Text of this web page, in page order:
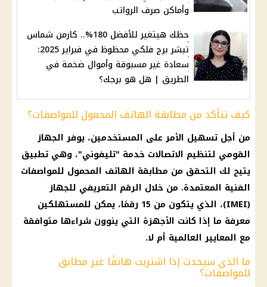
وأماكن صرف الرواتب
حظك هيتغير للأفضل 180%.. كارمن شماس
تبشر برج فلكي محظوظ في فبراير 2025:
سعادة غير مسبوقة وأموال ضخمة في
الطريق | هل هو برجك؟
كيف تتأكد من مطابقة الهاتف المحمول للمواصفات؟
من أجل تسهيل الأمر على المستخدمين، يوفر الجهاز
القومي لتنظيم الاتصالات خدمة "تليفوني"، وهي تطبيق
يتيح لك التحقق من مطابقة الهاتف المحمول للمواصفات
الفنية المعتمدة. من خلال الرقم التعريفي للجهاز
(IMEI)، الذي يتكون من 15 رقمًا، يمكن للمستهلكين
معرفة ما إذا كانت الأجهزة التي ينوون شراءها متوافقة
مع المعايير العالمية أم لا.
ما الذي سيحدث إذا اشتريت هاتفًا غير مطابق
للمواصفات؟